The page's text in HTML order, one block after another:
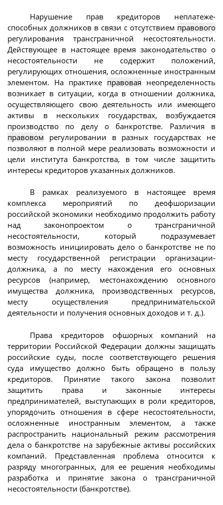
Нарушение прав кредиторов неплатеже-
способных должников в связи с отсутствием правового
регулирования трансграничной несостоятельности.
Действующее в настоящее время законодательство о
несостоятельности не содержит положений,
регулирующих отношения, осложненные иностранным
элементом. На практике правовая неопределенность
возникает в ситуации, когда в отношении должника,
осуществляющего свою деятельность или имеющего
активы в нескольких государствах, возбуждается
производство по делу о банкротстве. Различия в
правовом регулировании в разных государствах не
позволяют в полной мере реализовать возможности и
цели института банкротства, в том числе защитить
интересы кредиторов указанных должников.
В рамках реализуемого в настоящее время
комплекса мероприятий по деофшоризации
российской экономики необходимо продолжить работу
над законопроектом о трансграничной
несостоятельности, который подразумевает
возможность инициировать дело о банкротстве не по
месту государственной регистрации организации-
должника, а по месту нахождения его основных
ресурсов (например, местонахождению основного
имущества должника, производственных ресурсов,
месту осуществления предпринимательской
деятельности и получения основных доходов и т. д.).
Права кредиторов офшорных компаний на
территории Российской Федерации должны защищать
российские суды, после соответствующего решения
суда имущество должно быть обращено в пользу
кредиторов. Принятие такого закона позволит
защитить права и законные интересы
предпринимателей, выступающих в роли кредиторов,
упорядочить отношения в сфере несостоятельности,
осложненные иностранным элементом, а также
распространить национальный режим рассмотрения
дела о банкротстве на зарубежные активы российских
компаний. Представленная проблема относится к
разряду многогранных, для ее решения необходимы
разработка и принятие закона о трансграничной
несостоятельности (банкротстве).